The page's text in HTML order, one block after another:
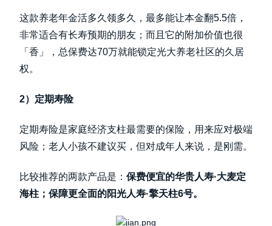
这款养老年金活多久领多久，最多能让本金翻5.5倍，
非常适合有长寿预期的朋友；而且它的附加价值也很
「香」，总保费达70万就能锁定光大养老社区的久居
权。
2）定期寿险
定期寿险是家庭经济支柱最需要的保险，用来应对极端
风险；老人小孩不建议买，但对成年人来说，是刚需。
比较推荐的两款产品是： 保费便宜的华贵人寿·大麦定
海柱；保障更全面的阳光人寿·擎天柱6号。